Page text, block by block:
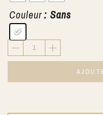
Couleur: Sans